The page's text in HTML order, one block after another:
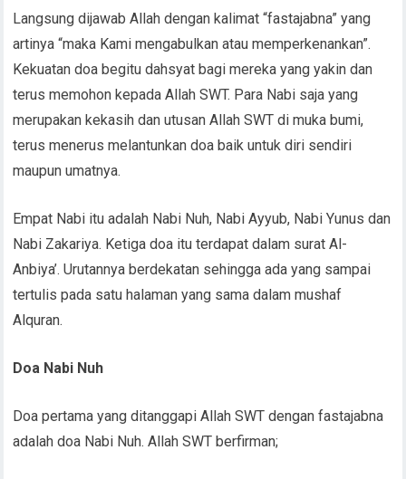
Langsung dijawab Allah dengan kalimat “fastajabna” yang
artinya “maka Kami mengabulkan atau memperkenankan”.
Kekuatan doa begitu dahsyat bagi mereka yang yakin dan
terus memohon kepada Allah SWT. Para Nabi saja yang
merupakan kekasih dan utusan Allah SWT di muka bumi,
terus menerus melantunkan doa baik untuk diri sendiri
maupun umatnya.
Empat Nabi itu adalah Nabi Nuh, Nabi Ayyub, Nabi Yunus dan
Nabi Zakariya. Ketiga doa itu terdapat dalam surat Al-
Anbiya’. Urutannya berdekatan sehingga ada yang sampai
tertulis pada satu halaman yang sama dalam mushaf
Alquran.
Doa Nabi Nuh
Doa pertama yang ditanggapi Allah SWT dengan fastajabna
adalah doa Nabi Nuh. Allah SWT berfirman;